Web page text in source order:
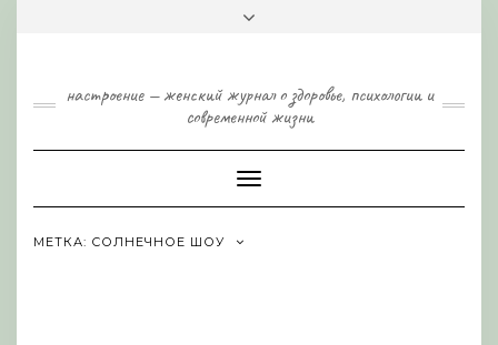
настроение — женский журнал о здоровье, психологии и
современной жизни
Toggle
Navigation
МЕТКА: СОЛНЕЧНОЕ ШОУ